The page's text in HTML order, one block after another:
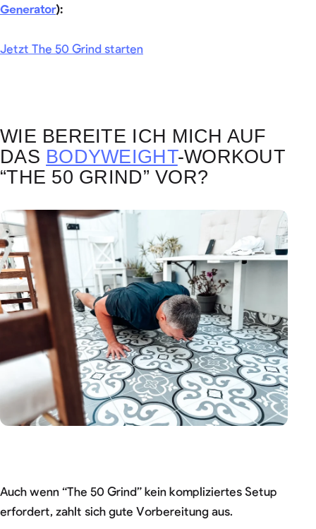
Generator):
Jetzt The 50 Grind starten
WIE BEREITE ICH MICH AUF
DAS BODYWEIGHT-WORKOUT
“THE 50 GRIND” VOR?
Auch wenn “The 50 Grind” kein kompliziertes Setup
erfordert, zahlt sich gute Vorbereitung aus.